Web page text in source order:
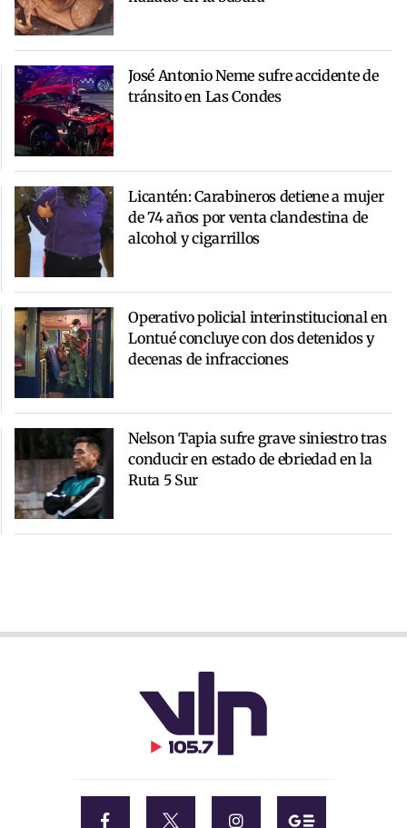
José Antonio Neme sufre accidente de
tránsito en Las Condes
Licantén: Carabineros detiene a mujer
de 74 años por venta clandestina de
alcohol y cigarrillos
Operativo policial interinstitucional en
Lontué concluye con dos detenidos y
decenas de infracciones
Nelson Tapia sufre grave siniestro tras
conducir en estado de ebriedad en la
Ruta 5 Sur